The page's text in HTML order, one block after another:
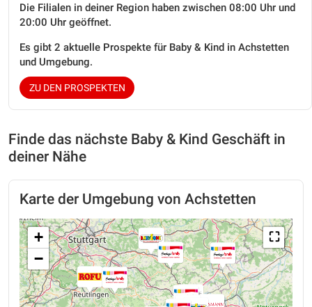
Die Filialen in deiner Region haben zwischen 08:00 Uhr und
20:00 Uhr geöffnet.
Es gibt 2 aktuelle Prospekte für Baby & Kind in Achstetten
und Umgebung.
ZU DEN PROSPEKTEN
Finde das nächste Baby & Kind Geschäft in
deiner Nähe
Karte der Umgebung von Achstetten
⛶
+
−